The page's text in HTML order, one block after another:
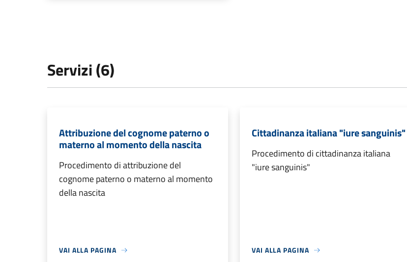
Servizi (6)
Attribuzione del cognome paterno o
materno al momento della nascita
Procedimento di attribuzione del
cognome paterno o materno al momento
della nascita
VAI ALLA PAGINA
Cittadinanza italiana "iure sanguinis"
Procedimento di cittadinanza italiana
"iure sanguinis"
VAI ALLA PAGINA